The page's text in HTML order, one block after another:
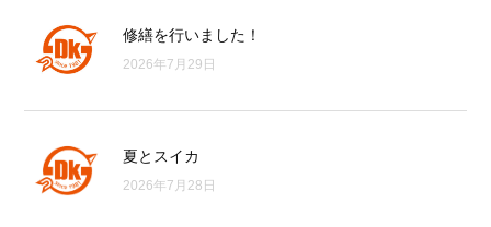
修繕を行いました！
2026年7月29日
夏とスイカ
2026年7月28日